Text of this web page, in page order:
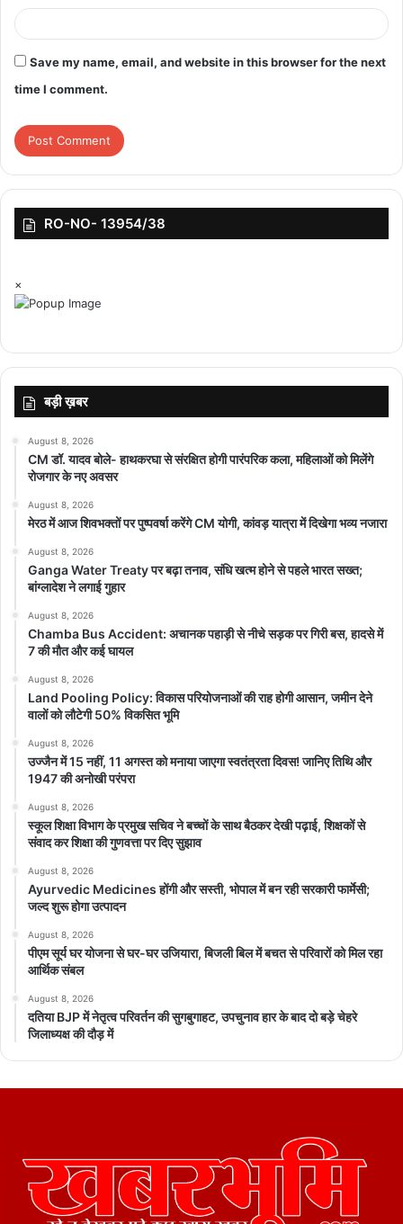
Save my name, email, and website in this browser for the next
time I comment.
RO-NO- 13954/38
×
बड़ी ख़बर
August 8, 2026
CM डॉ. यादव बोले- हाथकरघा से संरक्षित होगी पारंपरिक कला, महिलाओं को मिलेंगे
रोजगार के नए अवसर
August 8, 2026
मेरठ में आज शिवभक्तों पर पुष्पवर्षा करेंगे CM योगी, कांवड़ यात्रा में दिखेगा भव्य नजारा
August 8, 2026
Ganga Water Treaty पर बढ़ा तनाव, संधि खत्म होने से पहले भारत सख्त;
बांग्लादेश ने लगाई गुहार
August 8, 2026
Chamba Bus Accident: अचानक पहाड़ी से नीचे सड़क पर गिरी बस, हादसे में
7 की मौत और कई घायल
August 8, 2026
Land Pooling Policy: विकास परियोजनाओं की राह होगी आसान, जमीन देने
वालों को लौटेगी 50% विकसित भूमि
August 8, 2026
उज्जैन में 15 नहीं, 11 अगस्त को मनाया जाएगा स्वतंत्रता दिवस! जानिए तिथि और
1947 की अनोखी परंपरा
August 8, 2026
स्कूल शिक्षा विभाग के प्रमुख सचिव ने बच्चों के साथ बैठकर देखी पढ़ाई, शिक्षकों से
संवाद कर शिक्षा की गुणवत्ता पर दिए सुझाव
August 8, 2026
Ayurvedic Medicines होंगी और सस्ती, भोपाल में बन रही सरकारी फार्मेसी;
जल्द शुरू होगा उत्पादन
August 8, 2026
पीएम सूर्य घर योजना से घर-घर उजियारा, बिजली बिल में बचत से परिवारों को मिल रहा
आर्थिक संबल
August 8, 2026
दतिया BJP में नेतृत्व परिवर्तन की सुगबुगाहट, उपचुनाव हार के बाद दो बड़े चेहरे
जिलाध्यक्ष की दौड़ में